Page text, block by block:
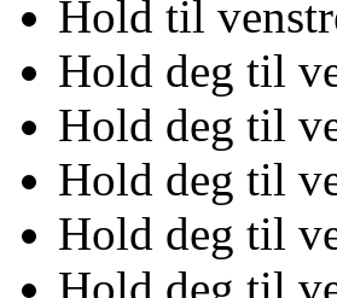
Hold til
Hold deg til
Hold deg til
Hold deg til
Hold deg til
Hold deg til